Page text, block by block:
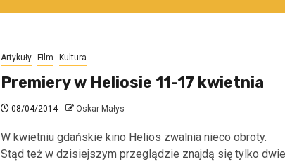
Artykuły Film Kultura
Premiery w Heliosie 11-17 kwietnia
08/04/2014 Oskar Małys
W kwietniu gdańskie kino Helios zwalnia nieco obroty.
Stąd też w dzisiejszym przeglądzie znajdą się tylko dwie